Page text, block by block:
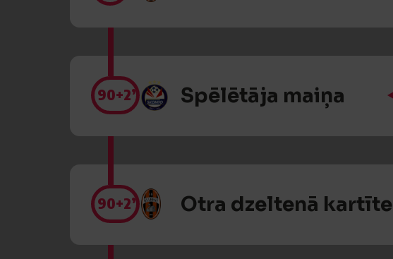
90+2’ Spēlētāja maiņa
90+2’ Otra dzeltenā kartīte